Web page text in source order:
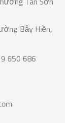
Bảy Hiền,
650 686